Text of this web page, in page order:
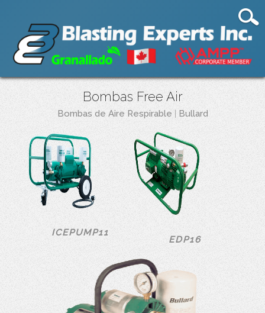
Bombas Free Air
Bombas de Aire Respirable | Bullard
ICEPUMP11
EDP16